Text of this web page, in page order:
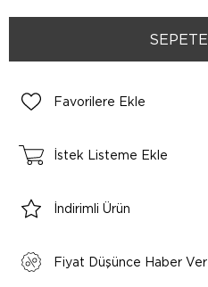
Favorilere Ekle
İstek Listeme Ekle
İndirimli Ürün
Fiyat Düşünce Haber Ver